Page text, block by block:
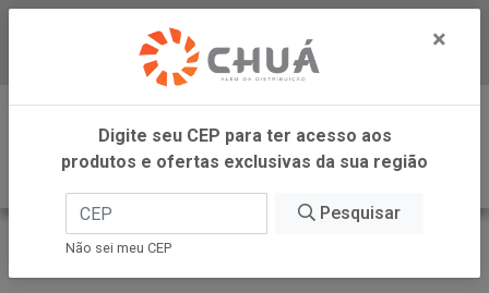
Baixe já nosso APP
0
INÍCIO
ZANLORENZI
×
Digite seu CEP para ter acesso aos
produtos e ofertas exclusivas da sua região
Pesquisar
Não sei meu CEP